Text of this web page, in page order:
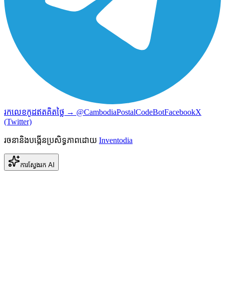
រកលេខកូដឥតគិតថ្លៃ → @CambodiaPostalCodeBotFacebookX
(Twitter)
រចនានិងបង្កើនប្រសិទ្ធភាពដោយ Inventodia
ការស្វែងរក AI